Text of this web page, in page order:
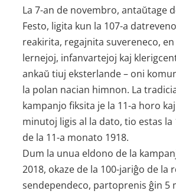
La 7-an de novembro, antaŭtage
Festo, ligita kun la 107-a
reakirita, regajnita suvereneco,
lernejoj, infanvartejoj kaj
ankaŭ tiuj eksterlande – oni
la polan nacian himnon. La
kampanjo fiksita je la 11-a horo kaj
minutoj ligis al la dato, tio estas la
de la 11-a monato 1918.
Dum la unua eldono de la
2018, okaze de la 100-jariĝo de la
sendependeco, partoprenis ĝin 5